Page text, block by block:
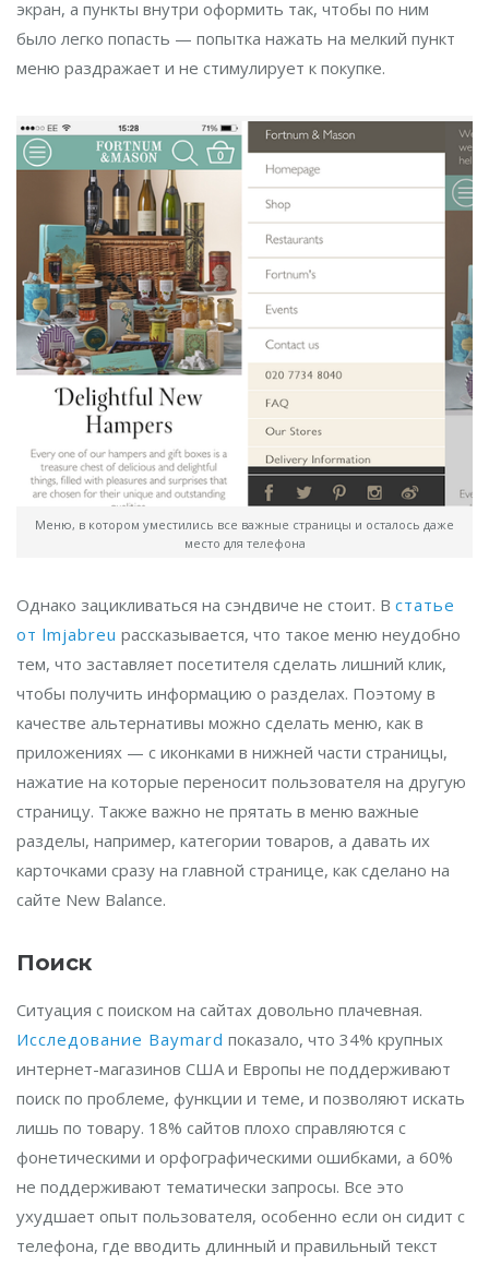
экран, а пункты внутри оформить так, чтобы по ним
было легко попасть — попытка нажать на мелкий пункт
меню раздражает и не стимулирует к покупке.
Меню, в котором уместились все важные страницы и осталось даже
место для телефона
Однако зацикливаться на сэндвиче не стоит. В статье
от lmjabreu рассказывается, что такое меню неудобно
тем, что заставляет посетителя сделать лишний клик,
чтобы получить информацию о разделах. Поэтому в
качестве альтернативы можно сделать меню, как в
приложениях — с иконками в нижней части страницы,
нажатие на которые переносит пользователя на другую
страницу. Также важно не прятать в меню важные
разделы, например, категории товаров, а давать их
карточками сразу на главной странице, как сделано на
сайте New Balance.
Поиск
Ситуация с поиском на сайтах довольно плачевная.
Исследование Baymard показало, что 34% крупных
интернет-магазинов США и Европы не поддерживают
поиск по проблеме, функции и теме, и позволяют искать
лишь по товару. 18% сайтов плохо справляются с
фонетическими и орфографическими ошибками, а 60%
не поддерживают тематически запросы. Все это
ухудшает опыт пользователя, особенно если он сидит с
телефона, где вводить длинный и правильный текст